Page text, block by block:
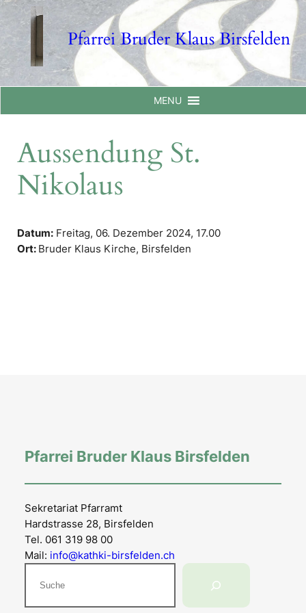
Skip
to
content
Pfarrei Bruder Klaus Birsfelden
MENU
Aussendung St.
Nikolaus
Datum: Freitag, 06. Dezember 2024, 17.00
Ort: Bruder Klaus Kirche, Birsfelden
Pfarrei Bruder Klaus Birsfelden
Sekretariat Pfarramt
Hardstrasse 28, Birsfelden
Tel. 061 319 98 00
Mail: info@kathki-birsfelden.ch